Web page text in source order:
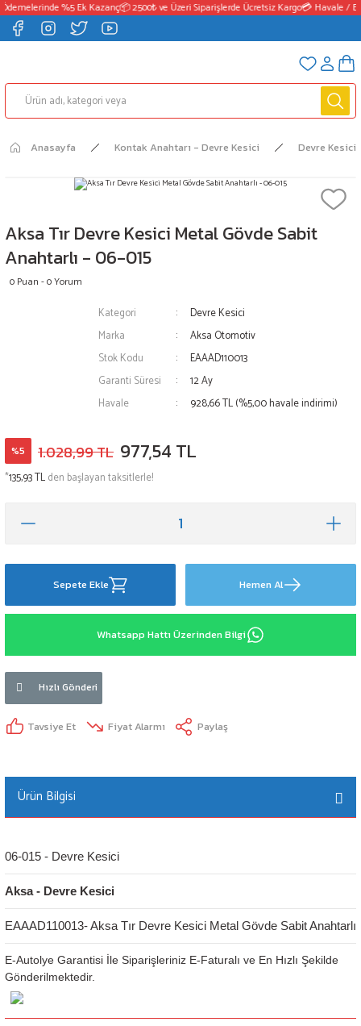
%5 Ek Kazanç📦 2500₺ ve Üzeri Siparişlerde Ücretsiz Kargo💳 Havale /
Anasayfa Kontak Anahtarı - Devre Kesici Devre Kesici
Aksa Tır Devre Kesici Metal Gövde Sabit
Anahtarlı - 06-015
0 Puan - 0 Yorum
Kategori
Devre Kesici
Marka
Aksa Otomotiv
Stok Kodu
EAAAD110013
Garanti Süresi
12 Ay
Havale
928,66 TL (%5,00 havale indirimi)
%5 1.028,99 TL 977,54 TL
*135,93 TLden başlayan taksitlerle!
Sepete Ekle Hemen Al
Whatsapp Hattı Üzerinden Bilgi
Hızlı Gönderi
Tavsiye Et Fiyat Alarmı Paylaş
Ürün Bilgisi
06-015 - Devre Kesici
Aksa - Devre Kesici
EAAAD110013- Aksa Tır Devre Kesici Metal Gövde Sabit Anahtarlı
E-Autolye Garantisi İle Siparişleriniz E-Faturalı ve En Hızlı Şekilde
Gönderilmektedir.